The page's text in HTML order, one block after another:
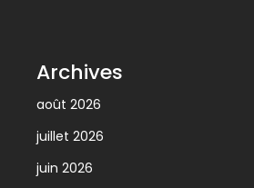
Archives
août 2026
juillet 2026
juin 2026